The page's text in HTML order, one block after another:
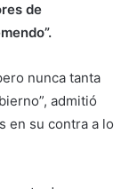
de
nunca tanta
admitió
en su contra a lo